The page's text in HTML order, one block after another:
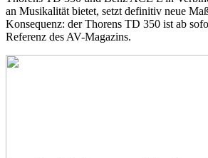
an Musikalität bietet, setzt definitiv neue
Konsequenz: der Thorens TD 350 ist ab
Referenz des AV-Magazins.